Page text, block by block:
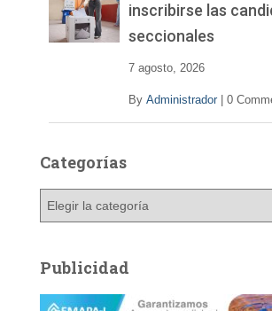
inscribirse las
seccionales
7 agosto, 2026
By Administrador 0
Categorías
g
o
Publicidad